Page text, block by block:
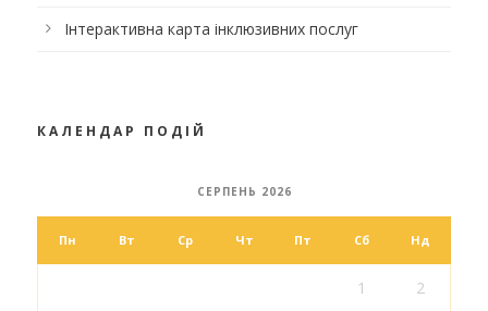
Інтерактивна карта інклюзивних послуг
КАЛЕНДАР ПОДІЙ
СЕРПЕНЬ 2026
Пн Вт Ср Чт Пт Сб Нд
1 2